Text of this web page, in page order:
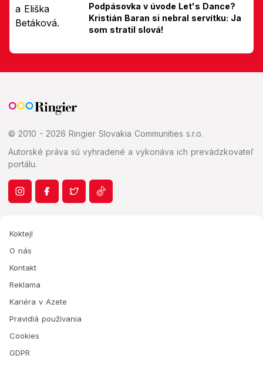
Podpásovka v úvode Let's Dance?
Kristián Baran si nebral servítku: Ja
som stratil slová!
© 2010 - 2026 Ringier Slovakia Communities s.r.o.
Autorské práva sú vyhradené a vykonáva ich prevádzkovateľ
portálu.
Koktejl
O nás
Kontakt
Reklama
Kariéra v Azete
Pravidlá používania
Cookies
GDPR